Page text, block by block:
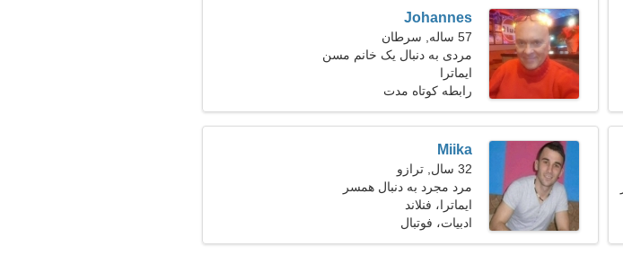
Johannes
57 ساله, سرطان
مردی به دنبال یک خانم مسن
ایماترا
رابطه کوتاه مدت
Miika
32 سال, ترازو
مرد مجرد به دنبال همسر
ایماترا، فنلاند
ادبیات، فوتبال